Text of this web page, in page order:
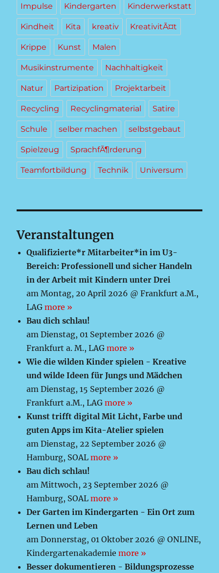
Impulse Kindergarten Kinderwerkstatt
Kindheit Kita kreativ KreativitÃ¤t
Krippe Kunst Malen
Musikinstrumente Nachhaltigkeit
Natur Partizipation Projektarbeit
Recycling Recyclingmaterial Satire
Schule selber machen selbstgebaut
Spielzeug SprachfÃ¶rderung
Teamfortbildung Technik Universum
Veranstaltungen
Qualifizierte*r Mitarbeiter*in im U3-
Bereich: Professionell und sicher Handeln
in der Arbeit mit Kindern unter Drei
am Montag, 20 April 2026 @ Frankfurt a.M.,
LAGmore »
Bau dich schlau!
am Dienstag, 01 September 2026 @
Frankfurt a. M., LAGmore »
Wie die wilden Kinder spielen - Kreative
und wilde Ideen für Jungs und Mädchen
am Dienstag, 15 September 2026 @
Frankfurt a.M., LAGmore »
Kunst trifft digital Mit Licht, Farbe und
guten Apps im Kita-Atelier spielen
am Dienstag, 22 September 2026 @
Hamburg, SOALmore »
Bau dich schlau!
am Mittwoch, 23 September 2026 @
Hamburg, SOALmore »
Der Garten im Kindergarten - Ein Ort zum
Lernen und Leben
am Donnerstag, 01 Oktober 2026 @ ONLINE,
Kindergartenakademiemore »
Besser dokumentieren - Bildungsprozesse